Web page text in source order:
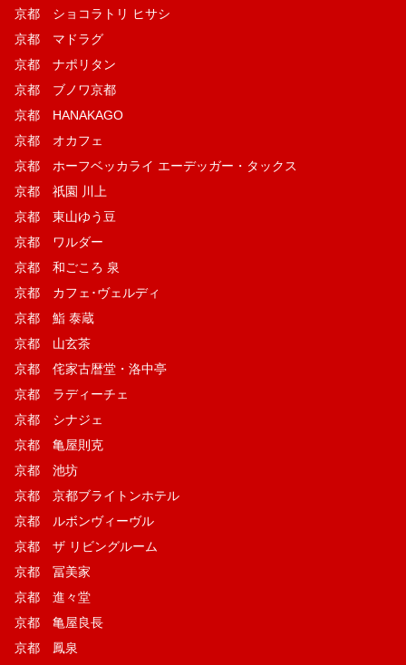
京都 ショコラトリ ヒサシ
京都 マドラグ
京都 ナポリタン
京都 ブノワ京都
京都 HANAKAGO
京都 オカフェ
京都 ホーフベッカライ エーデッガー・タックス
京都 祇園 川上
京都 東山ゆう豆
京都 ワルダー
京都 和ごころ 泉
京都 カフェ･ヴェルディ
京都 鮨 泰蔵
京都 山玄茶
京都 侘家古暦堂・洛中亭
京都 ラディーチェ
京都 シナジェ
京都 亀屋則克
京都 池坊
京都 京都ブライトンホテル
京都 ルボンヴィーヴル
京都 ザ リビングルーム
京都 冨美家
京都 進々堂
京都 亀屋良長
京都 鳳泉